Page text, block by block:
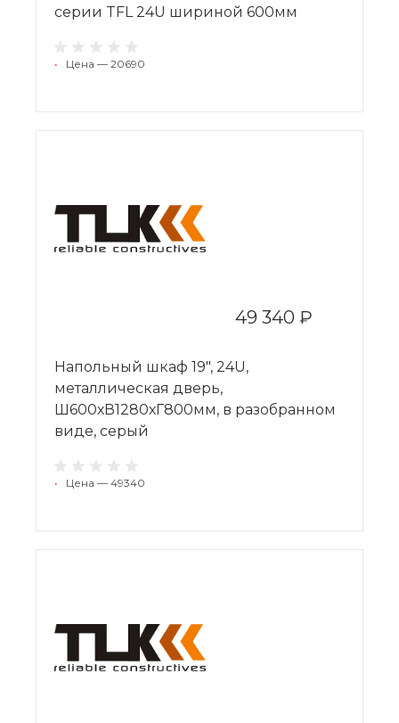
серии TFL 24U шириной 600мм
• Цена — 20690
49 340 ₽
Напольный шкаф 19", 24U,
металлическая дверь,
Ш600хВ1280хГ800мм, в разобранном
виде, серый
• Цена — 49340